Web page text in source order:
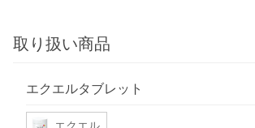
取り扱い商品
エクエルタブレット